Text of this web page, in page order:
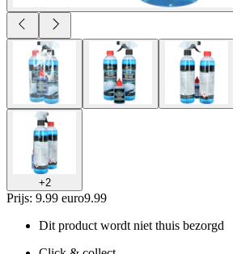
+2
Prijs: 9.99 euro9.99
Dit product wordt niet thuis bezorgd